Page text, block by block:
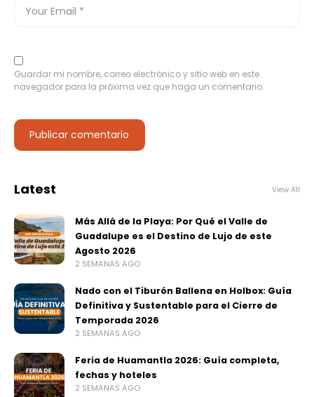
Guardar mi nombre, correo electrónico y sitio web en este
navegador para la próxima vez que haga un comentario.
Latest View All
Más Allá de la Playa: Por Qué el Valle de
Guadalupe es el Destino de Lujo de este
Agosto 2026
2 SEMANAS AGO
Nado con el Tiburón Ballena en Holbox: Guía
Definitiva y Sustentable para el Cierre de
Temporada 2026
2 SEMANAS AGO
Feria de Huamantla 2026: Guía completa,
fechas y hoteles
2 SEMANAS AGO